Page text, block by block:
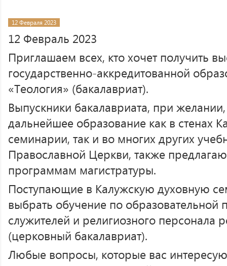
12 Февраля 2023
12 Февраль 2023
Приглашаем всех, кто хочет получить
государственно-аккредитованной
«Теология» (бакалавриат).
Выпускники бакалавриата, при
дальнейшее образование как в стенах
семинарии, так и во многих других
Православной Церкви, также
программам магистратуры.
Поступающие в Калужскую духовную
выбрать обучение по образовательной
служителей и религиозного персонала
(церковный бакалавриат).
Любые вопросы, которые вас